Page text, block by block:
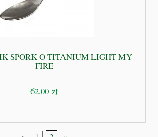
SPORK O TITANIUM LIGHT MY
FIRE
62,00 zł